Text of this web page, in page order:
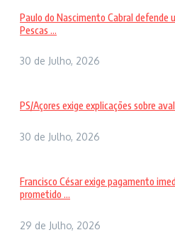
Paulo do Nascimento Cabral defende
Pescas ...
30 de Julho, 2026
PS/Açores exige explicações sobre
30 de Julho, 2026
Francisco César exige pagamento
prometido ...
29 de Julho, 2026